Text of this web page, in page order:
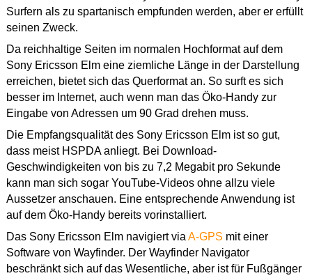
Surfern als zu spartanisch empfunden werden, aber er erfüllt
seinen Zweck.
Da reichhaltige Seiten im normalen Hochformat auf dem
Sony Ericsson Elm eine ziemliche Länge in der Darstellung
erreichen, bietet sich das Querformat an. So surft es sich
besser im Internet, auch wenn man das Öko-Handy zur
Eingabe von Adressen um 90 Grad drehen muss.
Die Empfangsqualität des Sony Ericsson Elm ist so gut,
dass meist HSPDA anliegt. Bei Download-
Geschwindigkeiten von bis zu 7,2 Megabit pro Sekunde
kann man sich sogar YouTube-Videos ohne allzu viele
Aussetzer anschauen. Eine entsprechende Anwendung ist
auf dem Öko-Handy bereits vorinstalliert.
Das Sony Ericsson Elm navigiert via A-GPS mit einer
Software von Wayfinder. Der Wayfinder Navigator
beschränkt sich auf das Wesentliche, aber ist für Fußgänger